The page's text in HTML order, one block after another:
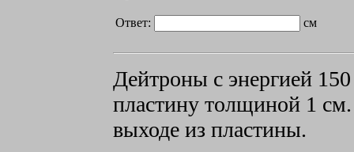
Ответ: см
Дейтроны с энергией
пластину толщиной 1
выходе из пластины.